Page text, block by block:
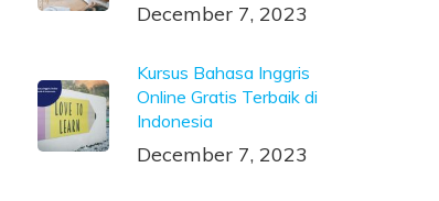
December 7, 2023
Kursus Bahasa Inggris
Online Gratis Terbaik di
Indonesia
December 7, 2023